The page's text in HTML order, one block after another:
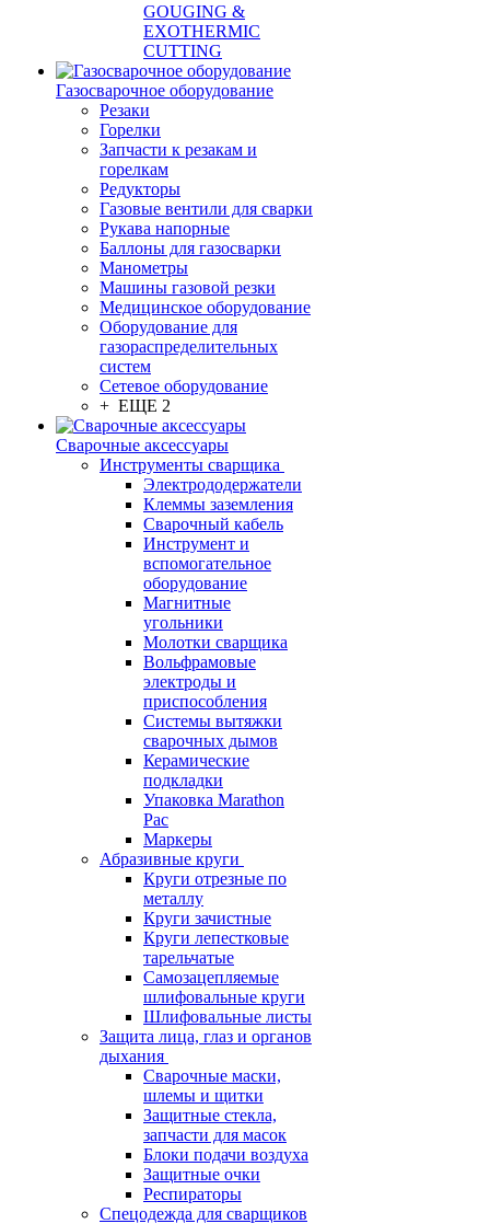
GOUGING &
EXOTHERMIC
CUTTING
Газосварочное оборудование
Резаки
Горелки
Запчасти к резакам и
горелкам
Редукторы
Газовые вентили для сварки
Рукава напорные
Баллоны для газосварки
Манометры
Машины газовой резки
Медицинское оборудование
Оборудование для
газораспределительных
систем
Сетевое оборудование
+ ЕЩЕ 2
Сварочные аксессуары
Инструменты сварщика
Электрододержатели
Клеммы заземления
Сварочный кабель
Инструмент и
вспомогательное
оборудование
Магнитные
угольники
Молотки сварщика
Вольфрамовые
электроды и
приспособления
Системы вытяжки
сварочных дымов
Керамические
подкладки
Упаковка Marathon
Pac
Маркеры
Абразивные круги
Круги отрезные по
металлу
Круги зачистные
Круги лепестковые
тарельчатые
Самозацепляемые
шлифовальные круги
Шлифовальные листы
Защита лица, глаз и органов
дыхания
Сварочные маски,
шлемы и щитки
Защитные стекла,
запчасти для масок
Блоки подачи воздуха
Защитные очки
Респираторы
Спецодежда для сварщиков